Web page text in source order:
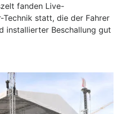
fanden Live-
statt, die der Fahrer
installierter Beschallung gut